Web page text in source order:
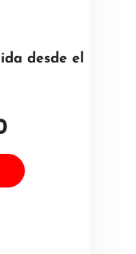
desde el